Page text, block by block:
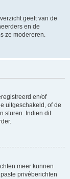
geeft van de
en de
ze modereren.
en/of
uitgeschakeld, of de
sturen. Indien dit
meer kunnen
privéberichten